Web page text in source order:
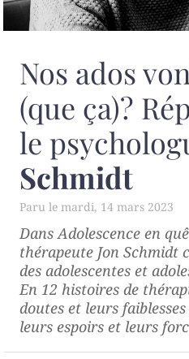
Nos ados
(que ça)?
le
Schmidt
mardi, 14 mars 2023
Dans Adolescence en
thérapeute Jon Schmidt
des adolescentes et
En 12 histoires de
doutes et leurs
leurs espoirs et leurs